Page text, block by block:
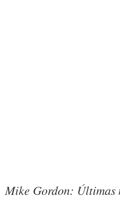
Mike Gordon: Últimas